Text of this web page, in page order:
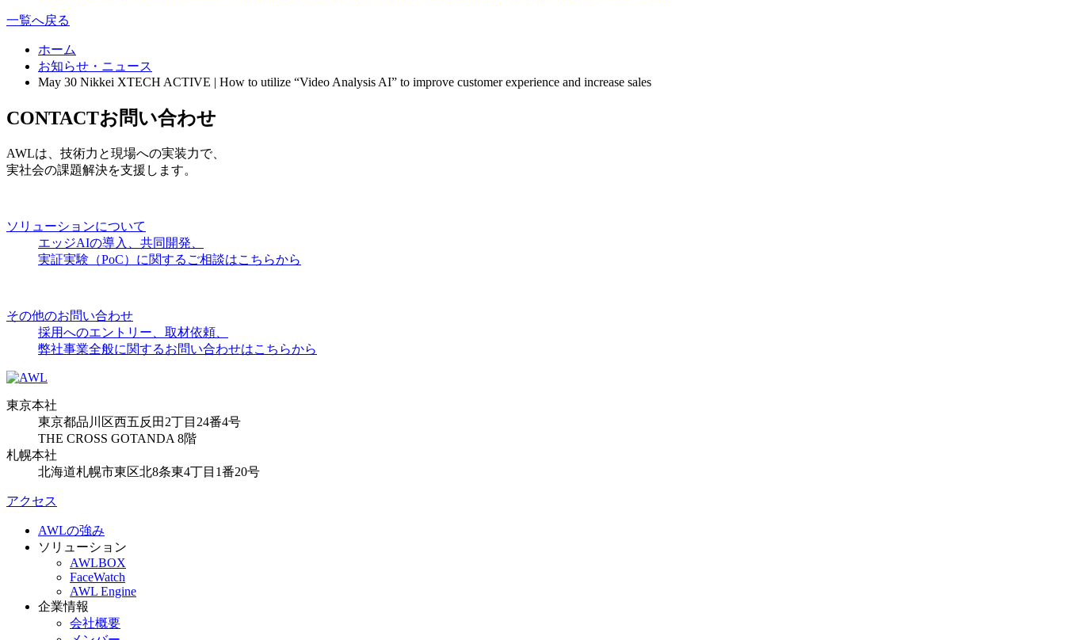
一覧へ戻る
ホーム
お知らせ・ニュース
May 30 Nikkei XTECH ACTIVE | How to utilize “Video Analysis AI” to improve customer experience and increase sales
CONTACTお問い合わせ
AWLは、技術力と現場への実装力で、
実社会の課題解決を支援します。
ソリューションについて
エッジAIの導入、共同開発、
実証実験（PoC）に関するご相談はこちらから
その他のお問い合わせ
採用へのエントリー、取材依頼、
弊社事業全般に関するお問い合わせはこちらから
東京本社
東京都品川区西五反田2丁目24番4号
THE CROSS GOTANDA 8階
札幌本社
北海道札幌市東区北8条東4丁目1番20号
アクセス
AWLの強み
ソリューション
AWLBOX
FaceWatch
AWL Engine
企業情報
会社概要